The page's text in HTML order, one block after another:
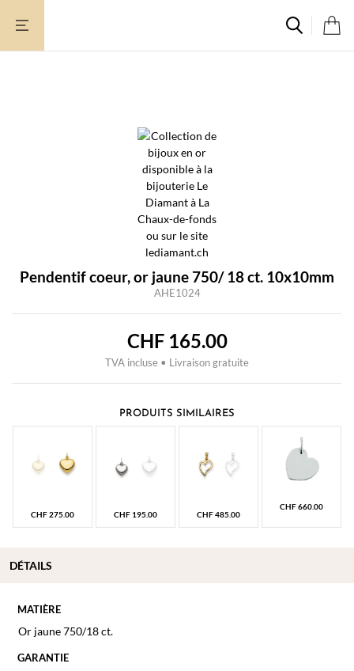
Pendentif coeur, or jaune 750/ 18 ct. 10x10mm
AHE1024
CHF165.00
TVA incluse • Livraison gratuite
PRODUITS SIMILAIRES
CHF275.00 CHF 195.00 CHF485.00
CHF660.00
MATIÈRE
Or jaune 750/18 ct.
GARANTIE
DÉTAILS